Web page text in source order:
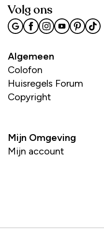
Volg ons
Algemeen
Colofon
Huisregels Forum
Copyright
Mijn Omgeving
Mijn account